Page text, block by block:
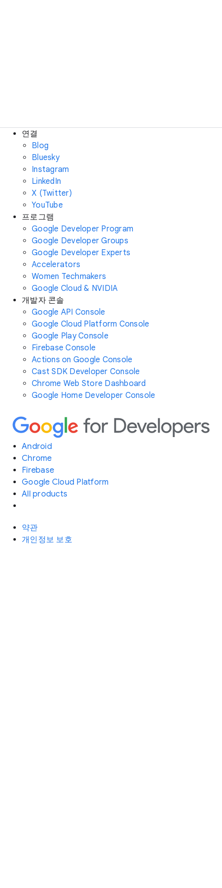
연결
Blog
Bluesky
Instagram
LinkedIn
X (Twitter)
YouTube
프로그램
Google Developer Program
Google Developer Groups
Google Developer Experts
Accelerators
Women Techmakers
Google Cloud & NVIDIA
개발자 콘솔
Google API Console
Google Cloud Platform Console
Google Play Console
Firebase Console
Actions on Google Console
Cast SDK Developer Console
Chrome Web Store Dashboard
Google Home Developer Console
Android
Chrome
Firebase
Google Cloud Platform
All products
약관
개인정보 보호